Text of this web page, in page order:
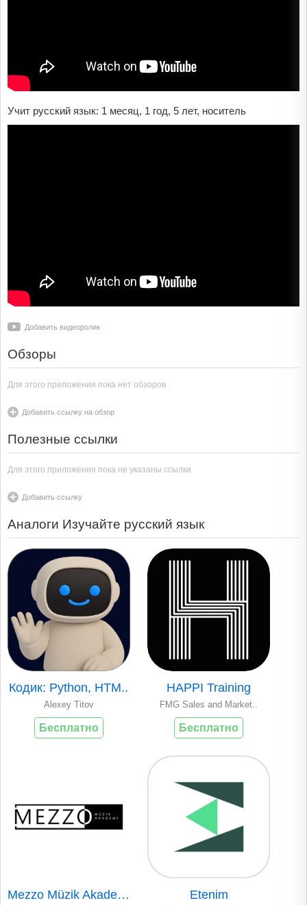
Учит русский язык: 1 месяц, 1 год, 5 лет, носитель
Добавить видеоролик
Обзоры
Для этого приложения пока нет обзоров
Добавить ссылку на обзор
Полезные ссылки
Для этого приложения пока не указаны ссылки
Добавить ссылку
Аналоги Изучайте русский язык
Кодик: Python, HTM..
Alexey Titov
Бесплатно
HAPPI Training
FMG Sales and Market..
Бесплатно
Mezzo Müzik Akadem.. Etenim